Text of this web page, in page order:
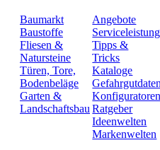
Baumarkt
Baustoffe
Fliesen &
Natursteine
Türen, Tore,
Bodenbeläge
Garten &
Landschaftsbau
Angebote
Tipps &
Tricks
Kataloge
Konfiguratoren
Ratgeber
Ideenwelten
Markenwelten